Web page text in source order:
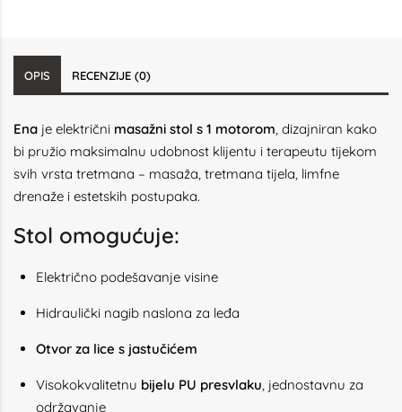
OPIS RECENZIJE (0)
Ena je električni masažni stol s 1 motorom, dizajniran kako
bi pružio maksimalnu udobnost klijentu i terapeutu tijekom
svih vrsta tretmana – masaža, tretmana tijela, limfne
drenaže i estetskih postupaka.
Stol omogućuje:
Električno podešavanje visine
Hidraulički nagib naslona za leđa
Otvor za lice s jastučićem
Visokokvalitetnu bijelu PU presvlaku, jednostavnu za
održavanje